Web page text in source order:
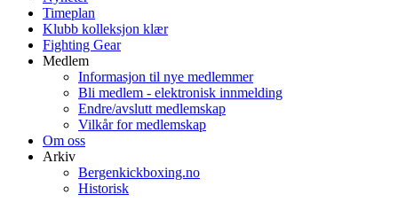
Timeplan
Klubb kolleksjon klær
Fighting Gear
Medlem
Informasjon til nye medlemmer
Bli medlem - elektronisk innmelding
Endre/avslutt medlemskap
Vilkår for medlemskap
Om oss
Arkiv
Bergenkickboxing.no
Historisk